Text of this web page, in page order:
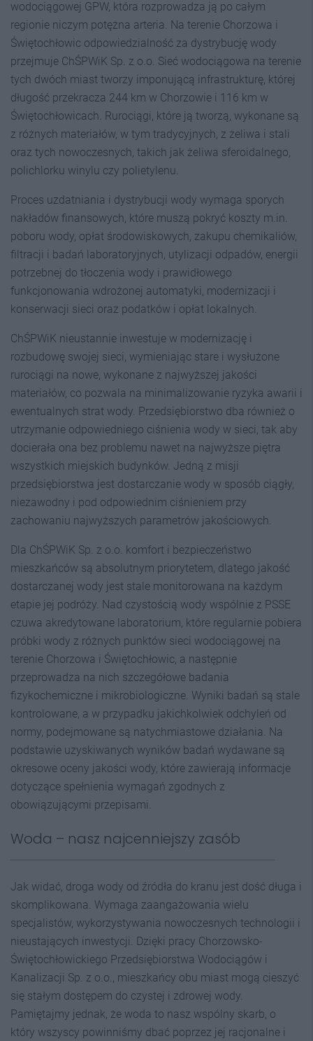
wodociągowej GPW, która rozprowadza ją po całym
regionie niczym potężna arteria. Na terenie Chorzowa i
Świętochłowic odpowiedzialność za dystrybucję wody
przejmuje ChŚPWiK Sp. z o.o. Sieć wodociągowa na terenie
tych dwóch miast tworzy imponującą infrastrukturę, której
długość przekracza 244 km w Chorzowie i 116 km w
Świętochłowicach. Rurociągi, które ją tworzą, wykonane są
z różnych materiałów, w tym tradycyjnych, z żeliwa i stali
oraz tych nowoczesnych, takich jak żeliwa sferoidalnego,
polichlorku winylu czy polietylenu.
Proces uzdatniania i dystrybucji wody wymaga sporych
nakładów finansowych, które muszą pokryć koszty m.in.
poboru wody, opłat środowiskowych, zakupu chemikaliów,
filtracji i badań laboratoryjnych, utylizacji odpadów, energii
potrzebnej do tłoczenia wody i prawidłowego
funkcjonowania wdrożonej automatyki, modernizacji i
konserwacji sieci oraz podatków i opłat lokalnych.
ChŚPWiK nieustannie inwestuje w modernizację i
rozbudowę swojej sieci, wymieniając stare i wysłużone
rurociągi na nowe, wykonane z najwyższej jakości
materiałów, co pozwala na minimalizowanie ryzyka awarii i
ewentualnych strat wody. Przedsiębiorstwo dba również o
utrzymanie odpowiedniego ciśnienia wody w sieci, tak aby
docierała ona bez problemu nawet na najwyższe piętra
wszystkich miejskich budynków. Jedną z misji
przedsiębiorstwa jest dostarczanie wody w sposób ciągły,
niezawodny i pod odpowiednim ciśnieniem przy
zachowaniu najwyższych parametrów jakościowych.
Dla ChŚPWiK Sp. z o.o. komfort i bezpieczeństwo
mieszkańców są absolutnym priorytetem, dlatego jakość
dostarczanej wody jest stale monitorowana na każdym
etapie jej podróży. Nad czystością wody wspólnie z PSSE
czuwa akredytowane laboratorium, które regularnie pobiera
próbki wody z różnych punktów sieci wodociągowej na
terenie Chorzowa i Świętochłowic, a następnie
przeprowadza na nich szczegółowe badania
fizykochemiczne i mikrobiologiczne. Wyniki badań są stale
kontrolowane, a w przypadku jakichkolwiek odchyleń od
normy, podejmowane są natychmiastowe działania. Na
podstawie uzyskiwanych wyników badań wydawane są
okresowe oceny jakości wody, które zawierają informacje
dotyczące spełnienia wymagań zgodnych z
obowiązującymi przepisami.
Woda – nasz najcenniejszy zasób
Jak widać, droga wody od źródła do kranu jest dość długa i
skomplikowana. Wymaga zaangażowania wielu
specjalistów, wykorzystywania nowoczesnych technologii i
nieustających inwestycji. Dzięki pracy Chorzowsko-
Świętochłowickiego Przedsiębiorstwa Wodociągów i
Kanalizacji Sp. z o.o., mieszkańcy obu miast mogą cieszyć
się stałym dostępem do czystej i zdrowej wody.
Pamiętajmy jednak, że woda to nasz wspólny skarb, o
który wszyscy powinniśmy dbać poprzez jej racjonalne i